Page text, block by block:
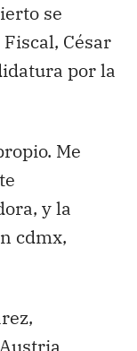
se
César
por la
Me
y la
cdmx,